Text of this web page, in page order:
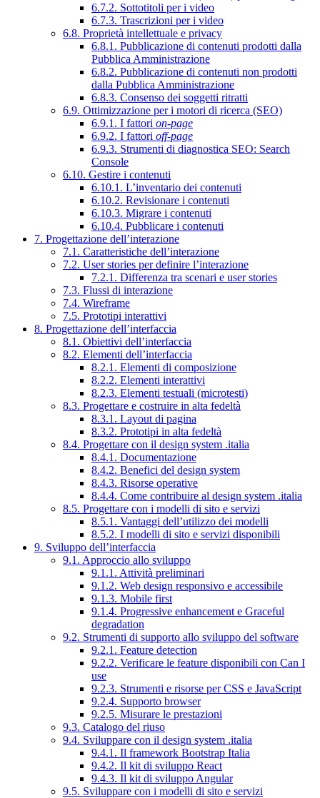
6.7.2. Sottotitoli per i video
6.7.3. Trascrizioni per i video
6.8. Proprietà intellettuale e privacy
6.8.1. Pubblicazione di contenuti prodotti dalla
Pubblica Amministrazione
6.8.2. Pubblicazione di contenuti non prodotti
dalla Pubblica Amministrazione
6.8.3. Consenso dei soggetti ritratti
6.9. Ottimizzazione per i motori di ricerca (SEO)
6.9.1. I fattori on-page
6.9.2. I fattori off-page
6.9.3. Strumenti di diagnostica SEO: Search
Console
6.10. Gestire i contenuti
6.10.1. L’inventario dei contenuti
6.10.2. Revisionare i contenuti
6.10.3. Migrare i contenuti
6.10.4. Pubblicare i contenuti
7. Progettazione dell’interazione
7.1. Caratteristiche dell’interazione
7.2. User stories per definire l’interazione
7.2.1. Differenza tra scenari e user stories
7.3. Flussi di interazione
7.4. Wireframe
7.5. Prototipi interattivi
8. Progettazione dell’interfaccia
8.1. Obiettivi dell’interfaccia
8.2. Elementi dell’interfaccia
8.2.1. Elementi di composizione
8.2.2. Elementi interattivi
8.2.3. Elementi testuali (microtesti)
8.3. Progettare e costruire in alta fedeltà
8.3.1. Layout di pagina
8.3.2. Prototipi in alta fedeltà
8.4. Progettare con il design system .italia
8.4.1. Documentazione
8.4.2. Benefici del design system
8.4.3. Risorse operative
8.4.4. Come contribuire al design system .italia
8.5. Progettare con i modelli di sito e servizi
8.5.1. Vantaggi dell’utilizzo dei modelli
8.5.2. I modelli di sito e servizi disponibili
9. Sviluppo dell’interfaccia
9.1. Approccio allo sviluppo
9.1.1. Attività preliminari
9.1.2. Web design responsivo e accessibile
9.1.3. Mobile first
9.1.4. Progressive enhancement e Graceful
degradation
9.2. Strumenti di supporto allo sviluppo del software
9.2.1. Feature detection
9.2.2. Verificare le feature disponibili con Can I
use
9.2.3. Strumenti e risorse per CSS e JavaScript
9.2.4. Supporto browser
9.2.5. Misurare le prestazioni
9.3. Catalogo del riuso
9.4. Sviluppare con il design system .italia
9.4.1. Il framework Bootstrap Italia
9.4.2. Il kit di sviluppo React
9.4.3. Il kit di sviluppo Angular
9.5. Sviluppare con i modelli di sito e servizi